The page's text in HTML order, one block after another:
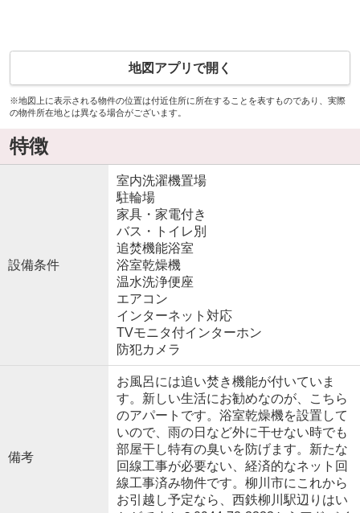
地図アプリで開く
※地図上に表示される物件の位置は付近住所に所在することを表すものであり、実際
の物件所在地とは異なる場合がございます。
特徴
設備条件
室内洗濯機置場
駐輪場
家具・家電付き
バス・トイレ別
追焚機能浴室
浴室乾燥機
温水洗浄便座
エアコン
インターネット対応
TVモニタ付インターホン
防犯カメラ
備考
お風呂には追い焚き機能が付いていま
す。新しい生活にお勧めなのが、こちら
のアパートです。浴室乾燥機を設置して
いので、雨の日など外に干せない時でも
部屋干し特有の臭いを防げます。新たな
回線工事が必要ない、経済的なネット回
線工事済み物件です。柳川市にこれから
お引越し予定なら、西鉄柳川駅辺りはい